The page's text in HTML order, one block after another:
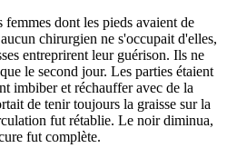
dont les pieds avaient de
chirurgien ne s'occupait d'elles,
entreprirent leur guérison. Ils ne
le second jour. Les parties étaient
imbiber et réchauffer avec de la
de tenir toujours la graisse sur la
fut rétablie. Le noir diminua,
fut complète.